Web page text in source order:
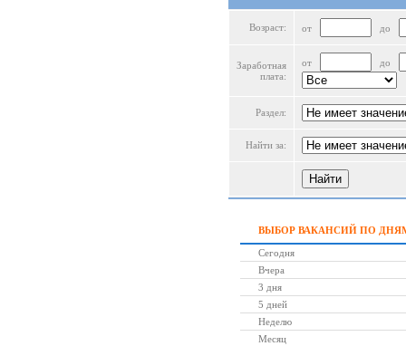
Возраст: от до
Заработная
плата:
от до
Раздел:
Найти за:
ВЫБОР ВАКАНСИЙ ПО
Сегодня
Вчера
3 дня
5 дней
Неделю
Месяц